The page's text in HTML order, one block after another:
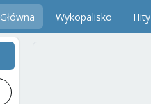
Główna Wykopalisko Hity